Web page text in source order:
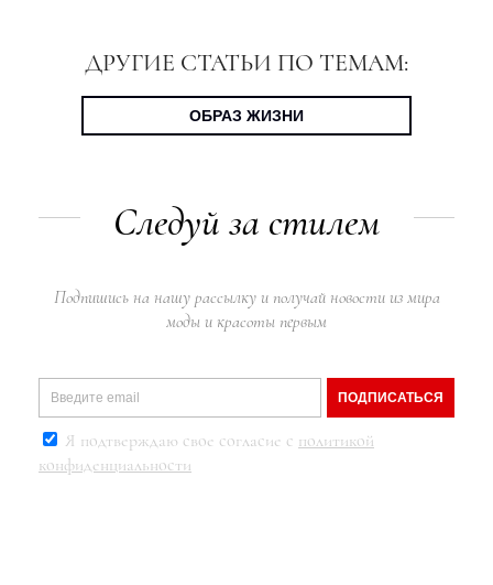
ДРУГИЕ СТАТЬИ ПО ТЕМАМ:
ОБРАЗ ЖИЗНИ
Следуй за стилем
Подпишись на нашу рассылку и получай новости из мира
моды и красоты первым
ПОДПИСАТЬСЯ
Я подтверждаю свое согласие с политикой
конфиденциальности